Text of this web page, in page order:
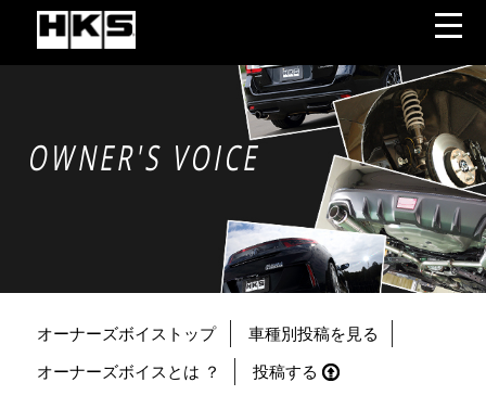
OWNER'S VOICE
オーナーズボイストップ 車種別投稿を見る
オーナーズボイスとは ？ 投稿する